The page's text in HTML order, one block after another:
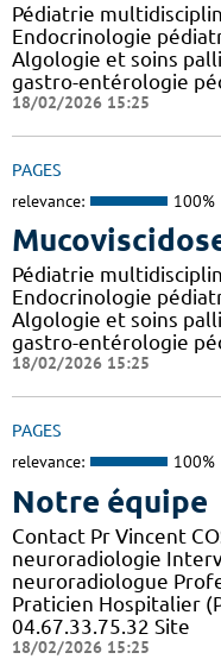
Pédiatrie
Endocrinologie
Algologie et soins
gastro-entérologie
18/02/2026 15:25
PAGES
relevance: 100%
Pédiatrie
Endocrinologie
Algologie et soins
gastro-entérologie
18/02/2026 15:25
PAGES
relevance: 100%
Notre équipe
Contact Pr Vincent
neuroradiologie
neuroradiologue
Praticien Hospitalier
04.67.33.75.32 Site
18/02/2026 15:25